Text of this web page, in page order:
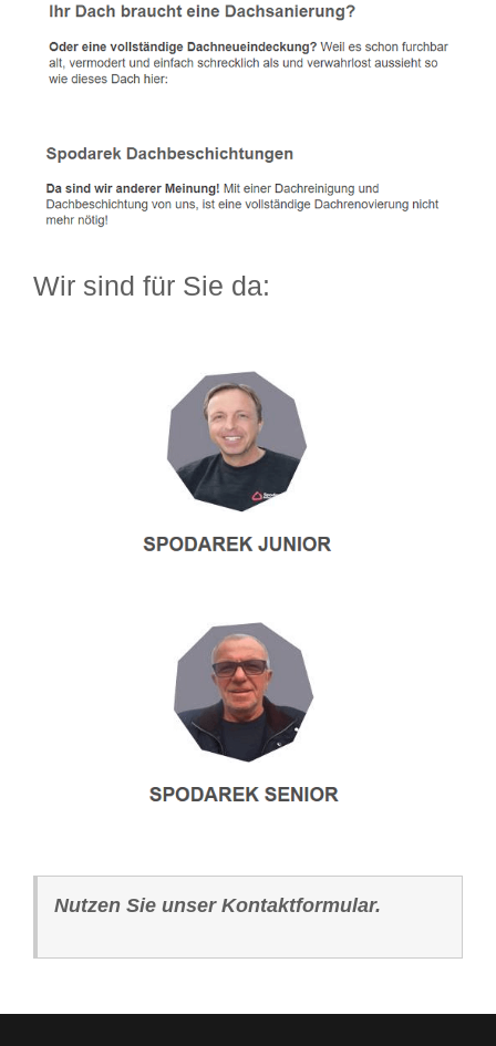
Wir sind für Sie da:
Nutzen Sie unser Kontaktformular.